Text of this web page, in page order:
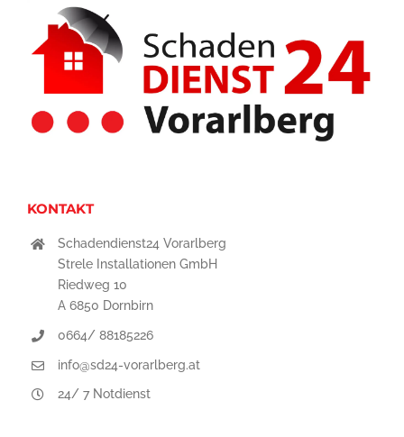
KONTAKT
Schadendienst24 Vorarlberg
Strele Installationen GmbH
Riedweg 10
A 6850 Dornbirn
0664/ 88185226
info@sd24-vorarlberg.at
24/ 7 Notdienst